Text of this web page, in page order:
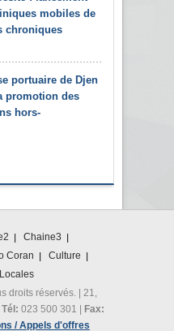
mobiles de
chroniques
portuaire de Djen
promotion des
hors-
Chaine3
Coran
Culture
droits réservés. | 21,
Tél: 023 500 301 |
Fax:
/ Appels d'offres